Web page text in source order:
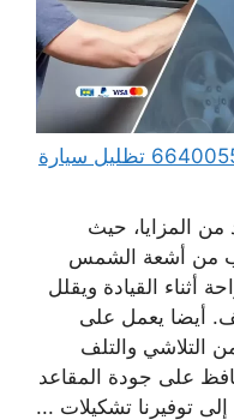
تظليل سيارات متنقل الكويت 66400552 تظليل سيارة
المزايا، حيث
من أشعة الشمس
أثناء القيادة ويقلل
أيضا يعمل على
التلاشي والتلف
على جودة المقاعد
إلى توفيرنا تشكيلات ...